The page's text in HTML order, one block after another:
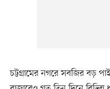
চট্টগ্রামের নগরে সবজির বড়